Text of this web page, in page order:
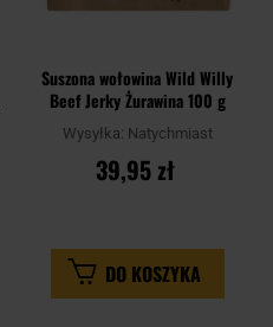
Suszona wołowina Wild Willy
Beef Jerky Żurawina 100 g
Wysyłka: Natychmiast
39,95 zł
DO KOSZYKA